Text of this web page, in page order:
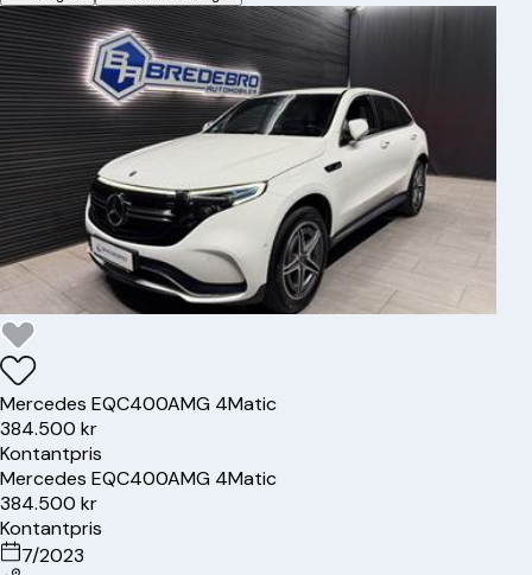
Mercedes EQC400AMG 4Matic
384.500 kr
Kontantpris
Mercedes EQC400AMG 4Matic
384.500 kr
Kontantpris
7/2023